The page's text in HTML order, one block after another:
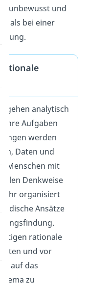
unbewusst und
als bei einer
rationale
gehen analytisch
ihre Aufgaben
werden
Daten und
Menschen mit
Denkweise
sehr organisiert
Ansätze
rationale
und vor
auf das
zu